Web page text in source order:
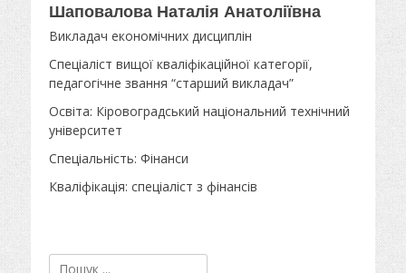
Шаповалова Наталія Анатоліївна
Викладач економічних дисциплін
Спеціаліст вищої кваліфікаційної категорії,
педагогічне звання “старший викладач”
Освіта: Кіровоградський національний технічний
університет
Спеціальність: Фінанси
Кваліфікація: спеціаліст з фінансів
Пошук: